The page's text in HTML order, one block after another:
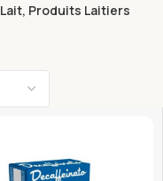
Lait, Produits Laitiers